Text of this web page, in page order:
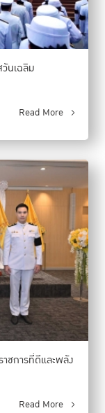
นเฉลิม
Read More
ชการที่ดีและพลัง
Read More